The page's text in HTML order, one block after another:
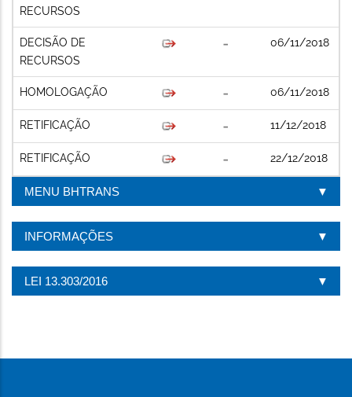
RECURSOS
DECISÃO DE
RECURSOS
06/11/2018
HOMOLOGAÇÃO 06/11/2018
RETIFICAÇÃO 11/12/2018
RETIFICAÇÃO 22/12/2018
MENU BHTRANS
INFORMAÇÕES
LEI 13.303/2016